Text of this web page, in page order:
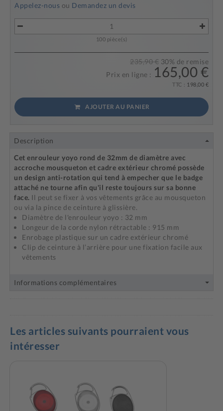
Appelez-nous ou Demandez un devis
100 pièce(s)
235,90 € 30% de remise
Prix en ligne : 165,00 €
TTC : 198,00 €
AJOUTER AU PANIER
Description
Cet enrouleur yoyo rond de 32mm de diamètre avec
accroche mousqueton et cadre extérieur chromé possède
un design anti-rotation qui tend à empecher que le badge
attaché ne tourne afin qu'il reste toujours sur sa bonne
face. Il peut se fixer à vos vêtements grâce au mousqueton
ou via la pince de ceinture à glissière.
Diamètre de l'enrouleur yoyo : 32 mm
Longeur de la corde nylon rétractable : 915 mm
Enrobage plastique sur un cadre extérieur chromé
Clip de ceinture à l’arrière pour une fixation facile aux
vêtements
Informations complémentaires
Les articles suivants pourraient vous
intéresser